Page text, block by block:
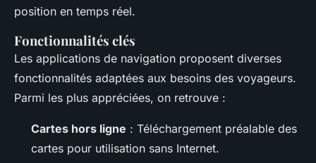
position en temps réel.
Fonctionnalités clés
Les applications de navigation proposent diverses
fonctionnalités adaptées aux besoins des voyageurs.
Parmi les plus appréciées, on retrouve :
Cartes hors ligne : Téléchargement préalable des
cartes pour utilisation sans Internet.